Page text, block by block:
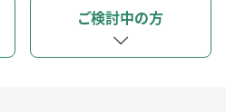
ご検討中の方